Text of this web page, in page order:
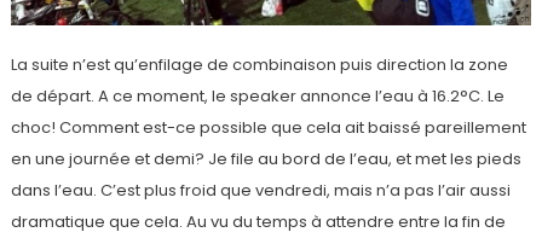
La suite n’est qu’enfilage de combinaison puis direction la zone
de départ. A ce moment, le speaker annonce l’eau à 16.2°C. Le
choc! Comment est-ce possible que cela ait baissé pareillement
en une journée et demi? Je file au bord de l’eau, et met les pieds
dans l’eau. C’est plus froid que vendredi, mais n’a pas l’air aussi
dramatique que cela. Au vu du temps à attendre entre la fin de